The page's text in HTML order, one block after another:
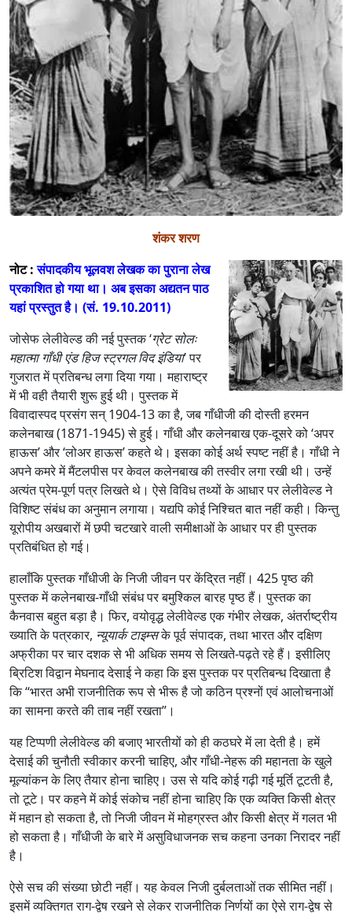
शंकर शरण
नोट :संपादकीय भूलवश लेखक का पुराना लेख
प्रकाशित हो गया था। अब इसका अद्यतन पाठ
यहां प्रस्‍तुत है। (सं. 19.10.2011)
जोसेफ लेलीवेल्ड की नई पुस्तक ‘ग्रेट सोलः
महात्मा गाँधी एंड हिज स्ट्रगल विद इंडिया’ पर
गुजरात में प्रतिबन्ध लगा दिया गया। महाराष्ट्र
में भी वही तैयारी शुरू हुई थी। पुस्तक में
विवादास्पद प्रसंग सन् 1904-13 का है, जब गाँधीजी की दोस्ती हरमन
कलेनबाख (1871-1945) से हुई। गाँधी और कलेनबाख एक-दूसरे को ‘अपर
हाऊस’ और ‘लोअर हाऊस’ कहते थे। इसका कोई अर्थ स्पष्ट नहीं है। गाँधी ने
अपने कमरे में मैंटलपीस पर केवल कलेनबाख की तस्वीर लगा रखी थी। उन्हें
अत्यंत प्रेम-पूर्ण पत्र लिखते थे। ऐसे विविध तथ्यों के आधार पर लेलीवेल्ड ने
विशिष्ट संबंध का अनुमान लगाया। यद्यपि कोई निश्चित बात नहीं कही। किन्तु
यूरोपीय अखबारों में छपी चटखारे वाली समीक्षाओं के आधार पर ही पुस्तक
प्रतिबंधित हो गई।
हालाँकि पुस्तक गाँधीजी के निजी जीवन पर केंद्रित नहीं। 425 पृष्ठ की
पुस्तक में कलेनबाख-गाँधी संबंध पर बमुश्किल बारह पृष्ठ हैं। पुस्तक का
कैनवास बहुत बड़ा है। फिर, वयोवृद्ध लेलीवेल्ड एक गंभीर लेखक, अंतर्राष्ट्रीय
ख्याति के पत्रकार, न्यूयार्क टाइम्सके पूर्व संपादक, तथा भारत और दक्षिण
अफ्रीका पर चार दशक से भी अधिक समय से लिखते-पढ़ते रहे हैं। इसीलिए
ब्रिटिश विद्वान मेघनाद देसाई ने कहा कि इस पुस्तक पर प्रतिबन्ध दिखाता है
कि “भारत अभी राजनीतिक रूप से भीरू है जो कठिन प्रश्नों एवं आलोचनाओं
का सामना करते की ताब नहीं रखता”।
यह टिप्पणी लेलीवेल्ड की बजाए भारतीयों को ही कठघरे में ला देती है। हमें
देसाई की चुनौती स्वीकार करनी चाहिए, और गाँधी-नेहरू की महानता के खुले
मूल्यांकन के लिए तैयार होना चाहिए। उस से यदि कोई गढ़ी गई मूर्ति टूटती है,
तो टूटे। पर कहने में कोई संकोच नहीं होना चाहिए कि एक व्यक्ति किसी क्षेत्र
में महान हो सकता है, तो निजी जीवन में मोहग्रस्त और किसी क्षेत्र में गलत भी
हो सकता है। गाँधीजी के बारे में असुविधाजनक सच कहना उनका निरादर नहीं
है।
ऐसे सच की संख्या छोटी नहीं। यह केवल निजी दुर्बलताओं तक सीमित नहीं।
इसमें व्यक्तिगत राग-द्वेष रखने से लेकर राजनीतिक निर्णयों का ऐसे राग-द्वेष से